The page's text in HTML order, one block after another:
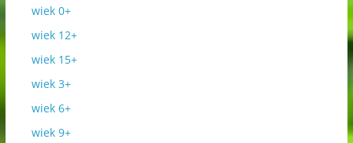
wiek 0+
wiek 12+
wiek 15+
wiek 3+
wiek 6+
wiek 9+